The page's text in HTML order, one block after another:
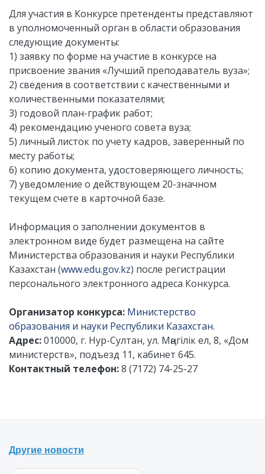
Для участия в Конкурсе претенденты представляют
в уполномоченный орган в области образования
следующие документы:
1) заявку по форме на участие в конкурсе на
присвоение звания «Лучший преподаватель вуза»;
2) сведения в соответствии с качественными и
количественными показателями;
3) годовой план-график работ;
4) рекомендацию ученого совета вуза;
5) личный листок по учету кадров, заверенный по
месту работы;
6) копию документа, удостоверяющего личность;
7) уведомление о действующем 20-значном
текущем счете в карточной базе.
Информация о заполнении документов в
электронном виде будет размещена на сайте
Министерства образования и науки Республики
Казахстан (www.edu.gov.kz) после регистрации
персонального электронного адреса Конкурса.
Организатор конкурса: Министерство
образования и науки Республики Казахстан.
Адрес:010000, г. Нур-Султан, ул. Мәңгілік ел, 8, «Дом
министерств», подъезд 11, кабинет 645.
Контактный телефон:8 (7172) 74-25-27
Другие новости